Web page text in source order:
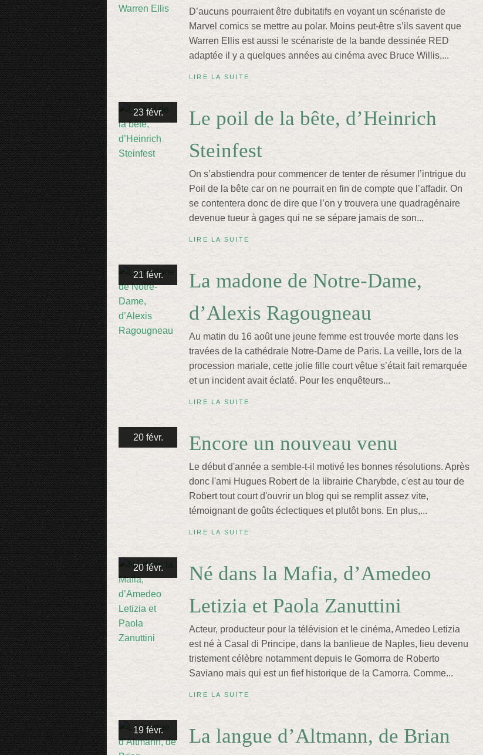
D’aucuns pourraient être dubitatifs en voyant un scénariste de
Marvel comics se mettre au polar. Moins peut-être s’ils savent que
Warren Ellis est aussi le scénariste de la bande dessinée RED
adaptée il y a quelques années au cinéma avec Bruce Willis,...
LIRE LA SUITE
23 févr.
Le poil de la bête, d’Heinrich
Steinfest
On s’abstiendra pour commencer de tenter de résumer l’intrigue du
Poil de la bête car on ne pourrait en fin de compte que l’affadir. On
se contentera donc de dire que l’on y trouvera une quadragénaire
devenue tueur à gages qui ne se sépare jamais de son...
LIRE LA SUITE
21 févr.
La madone de Notre-Dame,
d’Alexis Ragougneau
Au matin du 16 août une jeune femme est trouvée morte dans les
travées de la cathédrale Notre-Dame de Paris. La veille, lors de la
procession mariale, cette jolie fille court vêtue s’était fait remarquée
et un incident avait éclaté. Pour les enquêteurs...
LIRE LA SUITE
20 févr. Encore un nouveau venu
Le début d'année a semble-t-il motivé les bonnes résolutions. Après
donc l'ami Hugues Robert de la librairie Charybde, c'est au tour de
Robert tout court d'ouvrir un blog qui se remplit assez vite,
témoignant de goûts éclectiques et plutôt bons. En plus,...
LIRE LA SUITE
20 févr.
Né dans la Mafia, d’Amedeo
Letizia et Paola Zanuttini
Acteur, producteur pour la télévision et le cinéma, Amedeo Letizia
est né à Casal di Principe, dans la banlieue de Naples, lieu devenu
tristement célèbre notamment depuis le Gomorra de Roberto
Saviano mais qui est un fief historique de la Camorra. Comme...
LIRE LA SUITE
19 févr. La langue d’Altmann, de Brian